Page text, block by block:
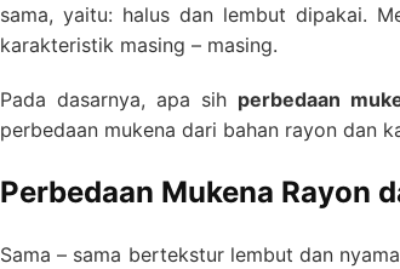
sama, yaitu: halus dan lembut dipakai.
karakteristik masing – masing.
Pada dasarnya, apa sih perbedaan
perbedaan mukena dari bahan rayon dan
Perbedaan Mukena Rayon
Sama – sama bertekstur lembut dan